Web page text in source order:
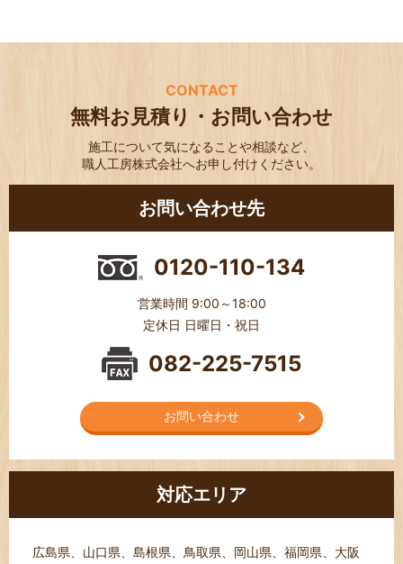
CONTACT
無料お見積り・お問い合わせ
施工について気になることや相談など、
職人工房株式会社へお申し付けください。
お問い合わせ先
0120-110-134
営業時間 9:00～18:00
定休日 日曜日・祝日
082-225-7515
お問い合わせ
対応エリア
広島県、山口県、島根県、鳥取県、岡山県、福岡県、大阪